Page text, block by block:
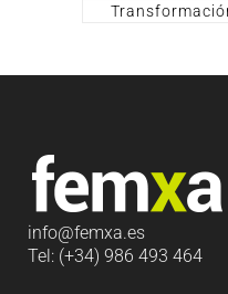
info@femxa.es
Tel: (+34) 986 493 464